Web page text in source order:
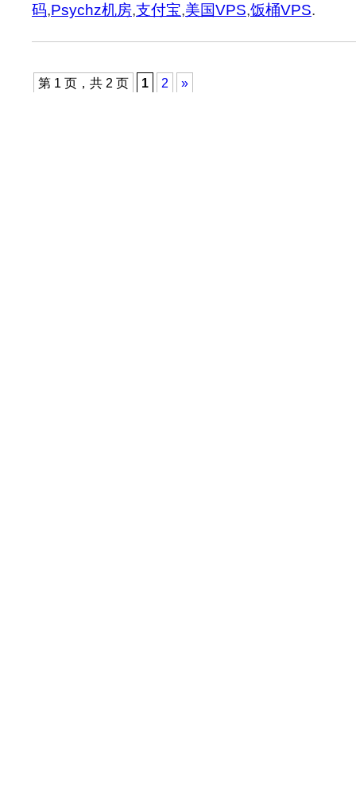
码,Psychz机房,支付宝,美国VPS,饭桶VPS.
第 1 页，共 2 页 1 2 »